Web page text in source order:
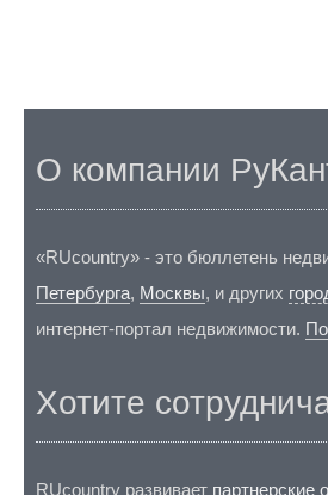
О компании
«RUcountry» - это бюллетень
Петербурга, Москвы, и других
интернет-портал недвижимости.
Хотите
RUcountry развивает партнерские